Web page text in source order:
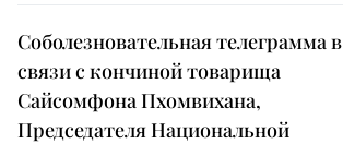
Соболезновательная телеграмма в
связи с кончиной товарища
Сайсомфона Пхомвихана,
Председателя Национальной